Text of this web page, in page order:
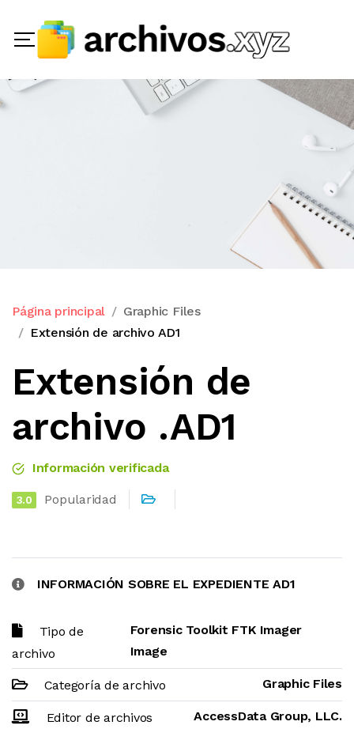
Página principal
Graphic Files
Extensión de archivo AD1
Extensión de
archivo .AD1
Información verificada
3.0 Popularidad
INFORMACIÓN SOBRE EL EXPEDIENTE AD1
Tipo de
archivo
Forensic Toolkit FTK Imager
Image
Categoría de archivo Graphic Files
Editor de archivos AccessData Group, LLC.